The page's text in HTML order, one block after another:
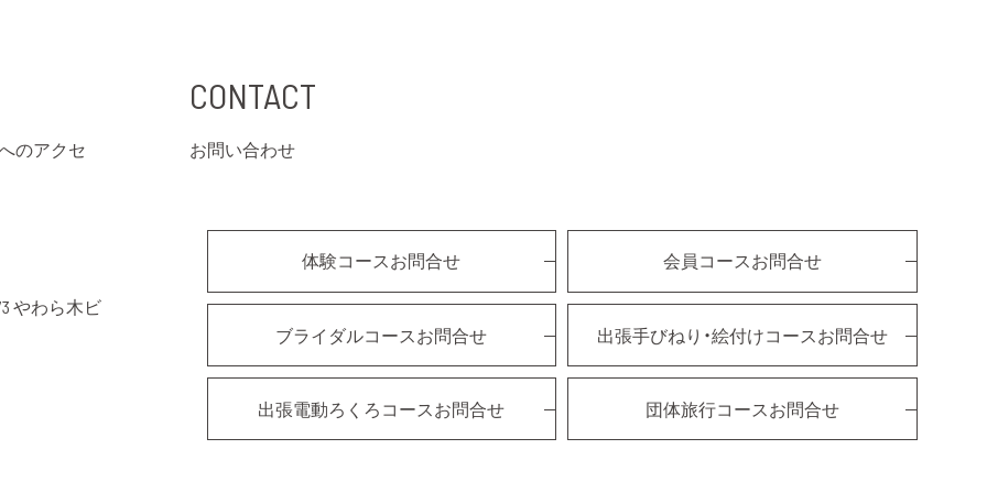
のアクセ
やわら木ビ
CONTACT
お問い合わせ
体験コースお問合せ 会員コースお問合せ
ブライダルコースお問合せ 出張手びねり・絵付けコースお問合せ
出張電動ろくろコースお問合せ 団体旅行コースお問合せ